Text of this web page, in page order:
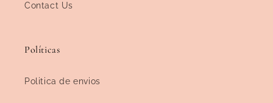
Contact Us
Políticas
Politica de envios